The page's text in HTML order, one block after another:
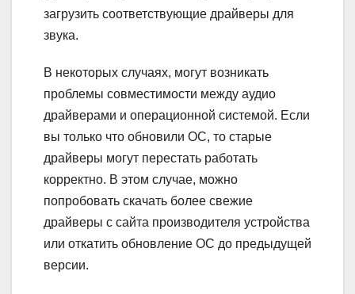
загрузить соответствующие драйверы для
звука.
В некоторых случаях, могут возникать
проблемы совместимости между аудио
драйверами и операционной системой. Если
вы только что обновили ОС, то старые
драйверы могут перестать работать
корректно. В этом случае, можно
попробовать скачать более свежие
драйверы с сайта производителя устройства
или откатить обновление ОС до предыдущей
версии.